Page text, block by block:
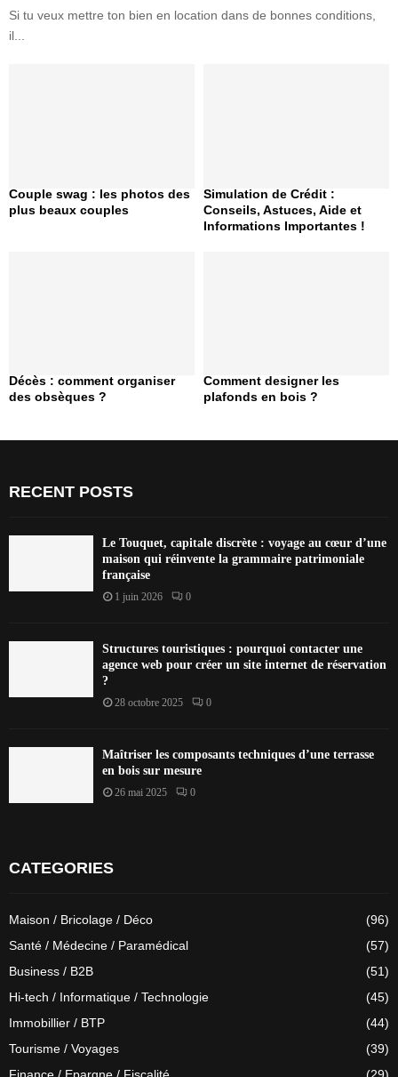
Si tu veux mettre ton bien en location dans de bonnes conditions,
il...
Couple swag : les photos des
plus beaux couples
Simulation de Crédit :
Conseils, Astuces, Aide et
Informations Importantes !
Décès : comment organiser
des obsèques ?
Comment designer les
plafonds en bois ?
RECENT POSTS
Le Touquet, capitale discrète : voyage au cœur d’une
maison qui réinvente la grammaire patrimoniale
française
1 juin 2026 0
Structures touristiques : pourquoi contacter une
agence web pour créer un site internet de réservation
?
28 octobre 2025 0
Maîtriser les composants techniques d’une terrasse
en bois sur mesure
26 mai 2025 0
CATEGORIES
Maison / Bricolage / Déco
(96)
Santé / Médecine / Paramédical
(57)
Business / B2B
(51)
Hi-tech / Informatique / Technologie
(45)
Immobillier / BTP
(44)
Tourisme / Voyages
(39)